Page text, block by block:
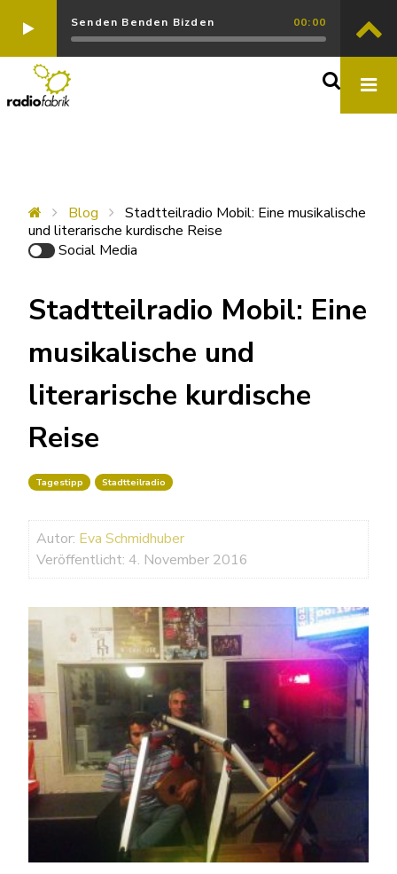
Senden Benden Bizden 00:00
Blog
Stadtteilradio Mobil: Eine musikalische
und literarische kurdische Reise
Social Media
Stadtteilradio Mobil: Eine
musikalische und
literarische kurdische
Reise
Tagestipp Stadtteilradio
Autor: Eva Schmidhuber
Veröffentlicht: 4. November 2016